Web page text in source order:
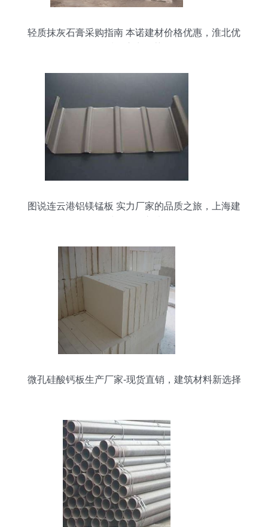
轻质抹灰石膏采购指南 本诺建材价格优惠，淮北优
图说连云港铝镁锰板 实力厂家的品质之旅，上海建
微孔硅酸钙板生产厂家-现货直销，建筑材料新选择